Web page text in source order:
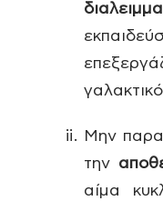
Μην
την
αίμα